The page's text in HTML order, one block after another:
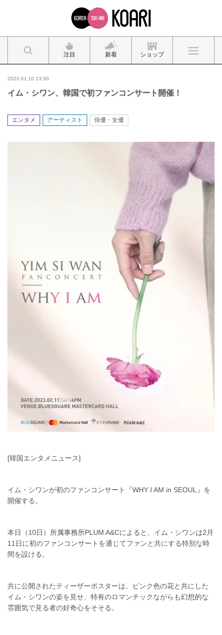
注目 新着 ショップ
2023.01.10 13:30
イム・シワン、韓国で初ファンコンサート開催！
エンタメ アーティスト 俳優・女優
[韓国エンタメニュース]
イム・シワンが初のファンコンサート『WHY I AM in SEOUL』を
開催する。
本日（10日）所属事務所PLUM A&Cによると、イム・シワンは2月
11日に初のファンコンサートを通じてファンと共にする特別な時
間を設ける。
共に公開されたティーザーポスターは、ピンク色の花と共にした
イム・シワンの姿を見せ、特有のロマンチックながらも幻想的な
雰囲気で見る者の好奇心をそそる。